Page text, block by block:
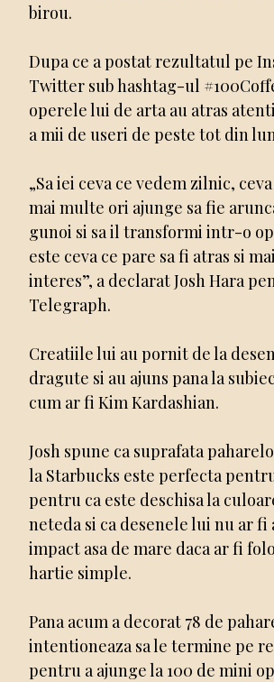
birou.
Dupa ce a postat rezultatul pe
Twitter sub hashtag-ul
operele lui de arta au atras
a mii de useri de peste tot din
„Sa iei ceva ce vedem zilnic,
mai multe ori ajunge sa fie
gunoi si sa il transformi intr-o
este ceva ce pare sa fi atras si
interes”, a declarat Josh Hara
Telegraph.
Creatiile lui au pornit de la
dragute si au ajuns pana la
cum ar fi Kim Kardashian.
Josh spune ca suprafata
la Starbucks este perfecta
pentru ca este deschisa la
neteda si ca desenele lui nu ar fi
impact asa de mare daca ar fi
hartie simple.
Pana acum a decorat 78 de
intentioneaza sa le termine pe
pentru a ajunge la 100 de mini